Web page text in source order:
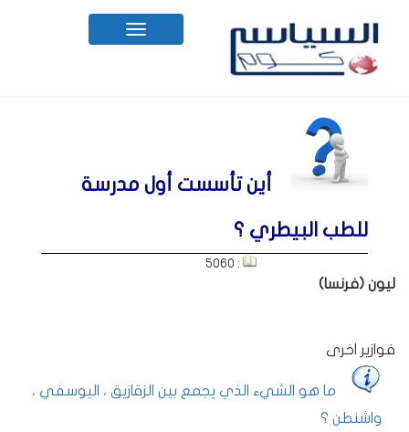
Toggle
navigation
أين تأسست أول مدرسة
للطب البيطري ؟
: 5060
ليون (فرنسا)
فوازير اخرى
ما هو الشيء الذي يجمع بين الزقازيق ، اليوسفي ،
واشنطن ؟